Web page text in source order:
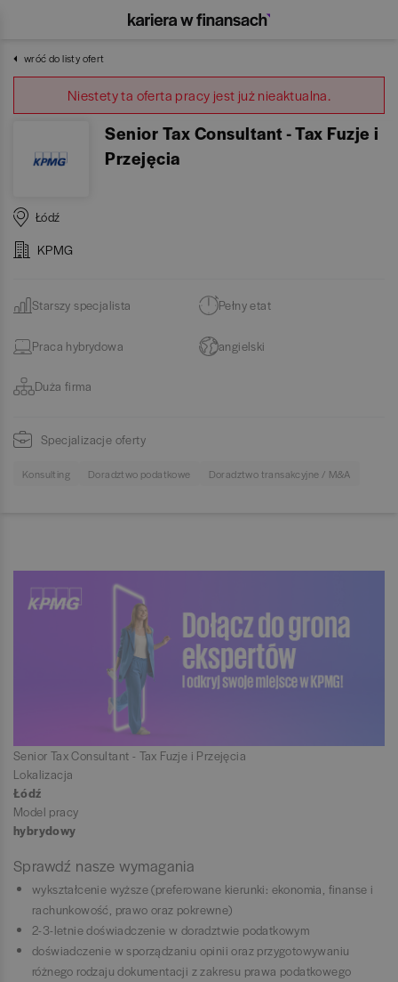
wróć do listy ofert
Niestety ta oferta pracy jest już nieaktualna.
Senior Tax Consultant - Tax Fuzje i
Przejęcia
Łódź
KPMG
Starszy specjalista Pełny etat
Praca hybrydowa angielski
Duża firma
Specjalizacje oferty
Konsulting Doradztwo podatkowe Doradztwo transakcyjne / M&A
Senior Tax Consultant - Tax Fuzje i Przejęcia
Lokalizacja
Łódź
Model pracy
hybrydowy
Sprawdź nasze wymagania
wykształcenie wyższe (preferowane kierunki: ekonomia, finanse i
rachunkowość, prawo oraz pokrewne)
2-3-letnie doświadczenie w doradztwie podatkowym
doświadczenie w sporządzaniu opinii oraz przygotowywaniu
różnego rodzaju dokumentacji z zakresu prawa podatkowego